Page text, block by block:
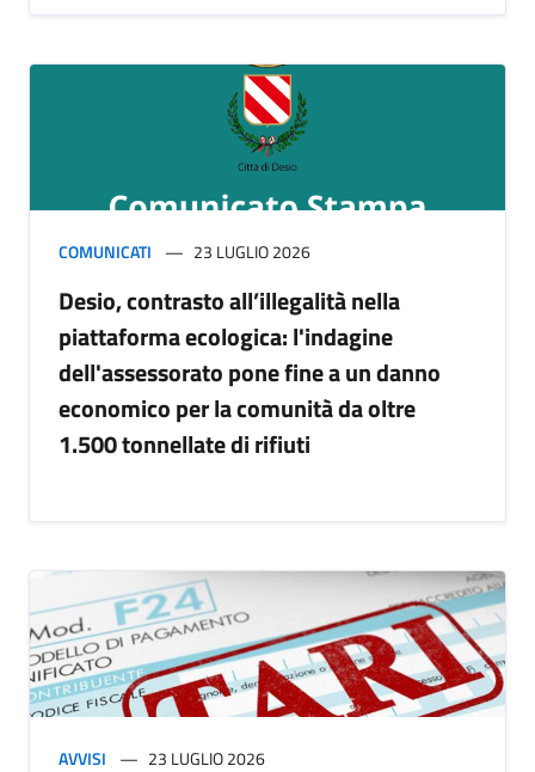
COMUNICATI 23 LUGLIO 2026
Desio, contrasto all’illegalità nella
piattaforma ecologica: l'indagine
dell'assessorato pone fine a un danno
economico per la comunità da oltre
1.500 tonnellate di rifiuti
AVVISI 23 LUGLIO 2026